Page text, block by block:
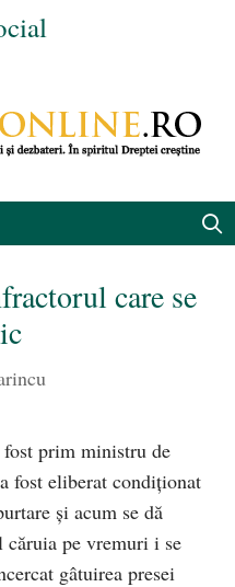
care se
fost prim ministru de
fost eliberat condiţionat
şi acum se dă
pe vremuri i se
gâtuirea presei